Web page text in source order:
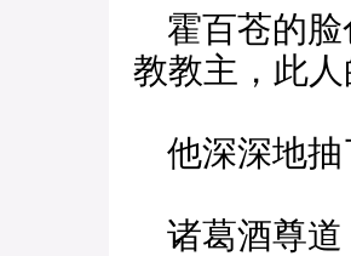
霍百苍的脸
教教主，此
他深深地抽
诸葛酒尊道